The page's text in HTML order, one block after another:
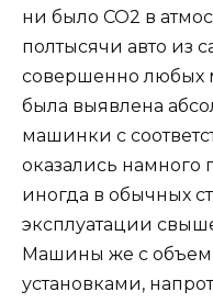
ни было CO2 в
полтысячи авто из
совершенно любых
была выявлена
машинки с
оказались намного
иногда в обычных
эксплуатации
Машины же с
установками,